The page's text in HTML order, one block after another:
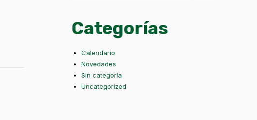
Categorías
Calendario
Novedades
Sin categoría
Uncategorized